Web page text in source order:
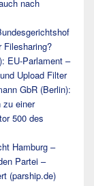
nach
Filesharing?
EU-Parlament –
Upload Filter
GbR (Berlin):
zu einer
500 des
Hamburg –
Partei –
(parship.de)